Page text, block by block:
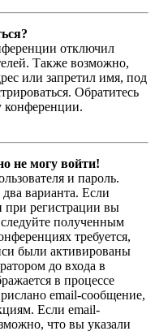
отключил
Также возможно,
или запретил имя, под
Обратитесь
конференции.
не могу войти!
и пароль.
варианта. Если
при регистрации вы
полученным
требуется,
были активированы
до входа в
в процессе
email-сообщение,
Если email-
что вы указали